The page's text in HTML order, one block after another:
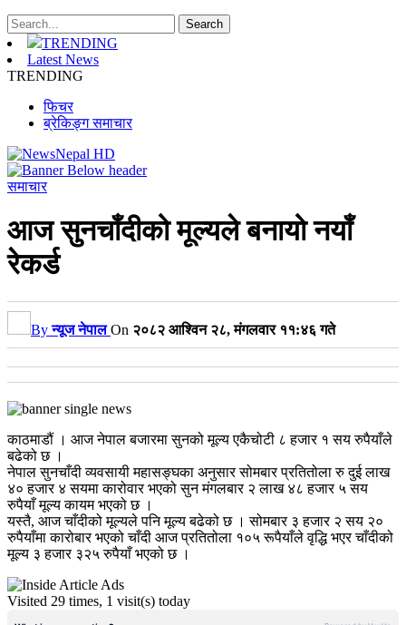
TRENDING
Latest News
TRENDING
फिचर
ब्रेकिङ्ग समाचार
समाचार
आज सुनचाँदीको मूल्यले बनायो नयाँ
रेकर्ड
Byन्यूज नेपाल On २०८२ आश्विन २८, मंगलवार ११:४६ गते
काठमाडौं । आज नेपाल बजारमा सुनको मूल्य एकैचोटी ८ हजार १ सय रुपैयाँले
बढेको छ ।
नेपाल सुनचाँदी व्यवसायी महासङ्घका अनुसार सोमबार प्रतितोला रु दुई लाख
४० हजार ४ सयमा कारोवार भएको सुन मंगलबार २ लाख ४८ हजार ५ सय
रुपैयाँ मूल्य कायम भएको छ ।
यस्तै, आज चाँदीको मूल्यले पनि मूल्य बढेको छ । सोमबार ३ हजार २ सय २०
रुपैयाँमा कारोबार भएको चाँदी आज प्रतितोला १०५ रूपैयाँले वृद्धि भएर चाँदीको
मूल्य ३ हजार ३२५ रुपैयाँ भएको छ ।
Visited 29 times, 1 visit(s) today